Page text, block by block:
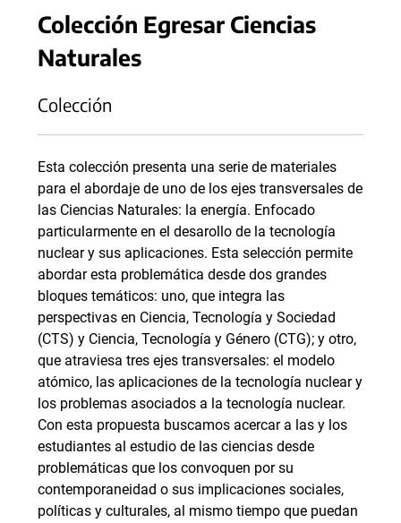
Colección Egresar Ciencias
Naturales
Colección
Esta colección presenta una serie de materiales
para el abordaje de uno de los ejes transversales de
las Ciencias Naturales: la energía. Enfocado
particularmente en el desarollo de la tecnología
nuclear y sus aplicaciones. Esta selección permite
abordar esta problemática desde dos grandes
bloques temáticos: uno, que integra las
perspectivas en Ciencia, Tecnología y Sociedad
(CTS) y Ciencia, Tecnología y Género (CTG); y otro,
que atraviesa tres ejes transversales: el modelo
atómico, las aplicaciones de la tecnología nuclear y
los problemas asociados a la tecnología nuclear.
Con esta propuesta buscamos acercar a las y los
estudiantes al estudio de las ciencias desde
problemáticas que los convoquen por su
contemporaneidad o sus implicaciones sociales,
políticas y culturales, al mismo tiempo que puedan